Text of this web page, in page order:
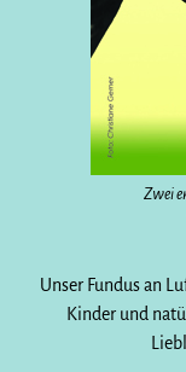
Zwei
Unser Fundus an
Kinder und